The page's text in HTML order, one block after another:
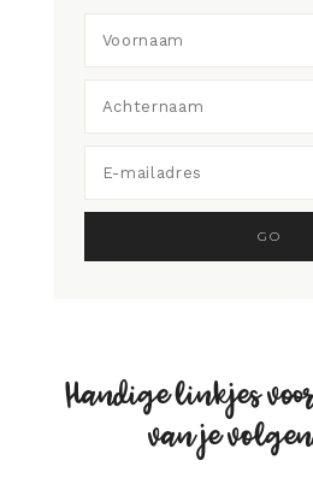
Handige linkjes
van je